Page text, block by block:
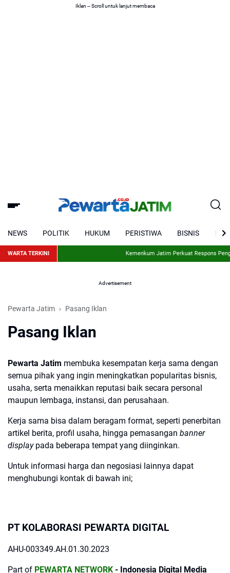
Iklan -- Scroll untuk lanjut membaca
NEWS POLITIK HUKUM PERISTIWA BISNIS
WARTA TERKINI Kemenkum Jatim Perkuat Respons
Advertisement
Pewarta Jatim Pasang Iklan
Pasang Iklan
Pewarta Jatim membuka kesempatan kerja sama dengan
semua pihak yang ingin meningkatkan popularitas bisnis,
usaha, serta menaikkan reputasi baik secara personal
maupun lembaga, instansi, dan perusahaan.
Kerja sama bisa dalam beragam format, seperti penerbitan
artikel berita, profil usaha, hingga pemasangan banner
displaypada beberapa tempat yang diinginkan.
Untuk informasi harga dan negosiasi lainnya dapat
menghubungi kontak di bawah ini;
PT KOLABORASI PEWARTA DIGITAL
AHU-003349.AH.01.30.2023
Part of PEWARTA NETWORK - Indonesia Digital Media